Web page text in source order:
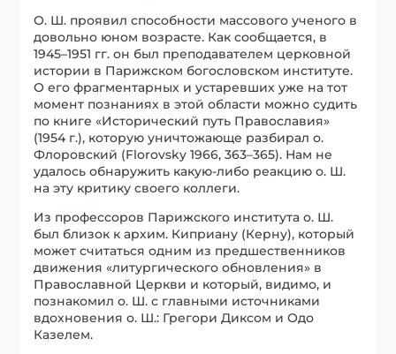
О. Ш. проявил способности массового ученого в
довольно юном возрасте. Как сообщается, в
1945–1951 гг. он был преподавателем церковной
истории в Парижском богословском институте.
О его фрагментарных и устаревших уже на тот
момент познаниях в этой области можно судить
по книге «Исторический путь Православия»
(1954 г.), которую уничтожающе разбирал о.
Флоровский (Florovsky 1966, 363–365). Нам не
удалось обнаружить какую-либо реакцию о. Ш.
на эту критику своего коллеги.
Из профессоров Парижского института о. Ш.
был близок к архим. Киприану (Керну), который
может считаться одним из предшественников
движения «литургического обновления» в
Православной Церкви и который, видимо, и
познакомил о. Ш. с главными источниками
вдохновения о. Ш.: Грегори Диксом и Одо
Казелем.